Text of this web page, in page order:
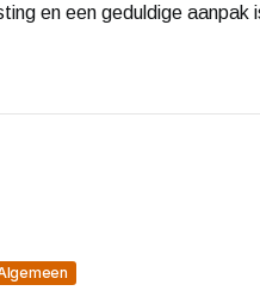
en een geduldige aanpak